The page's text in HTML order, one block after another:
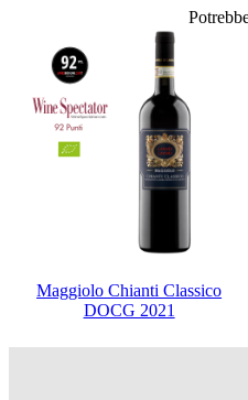
Maggiolo Chianti Classico
DOCG 2021